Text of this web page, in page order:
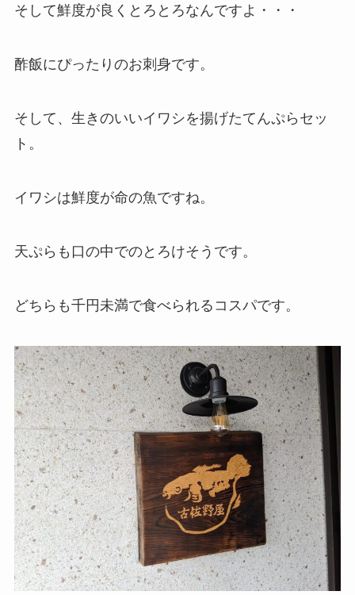
そして鮮度が良くとろとろなんですよ・・・
酢飯にぴったりのお刺身です。
そして、生きのいいイワシを揚げたてんぷらセッ
ト。
イワシは鮮度が命の魚ですね。
天ぷらも口の中でのとろけそうです。
どちらも千円未満で食べられるコスパです。